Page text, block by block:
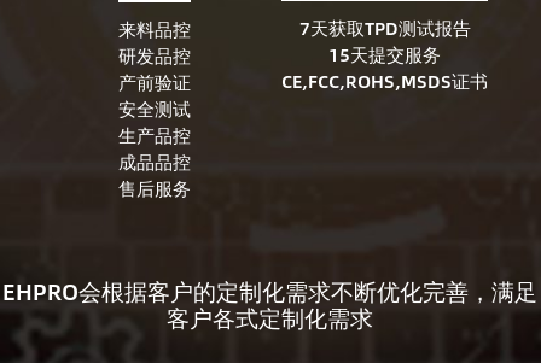
7天获取TPD测试报告
15天提交服务
CE,FCC,ROHS,MSDS证书
来料品控
研发品控
产前验证
安全测试
生产品控
成品品控
售后服务
EHPRO会根据客户的定制化需求不断优化完善，满足
客户各式定制化需求